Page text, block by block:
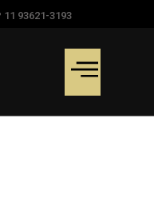
11 93621-3193